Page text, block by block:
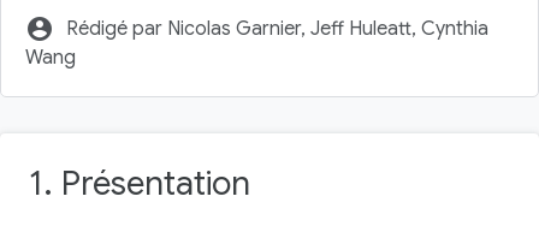
account_circle
Rédigé par Nicolas Garnier, Jeff Huleatt, Cynthia
Wang
1. Présentation